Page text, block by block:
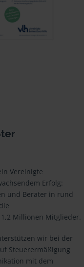
Vereinigte
Erfolg:
und Berater in rund
Millionen Mitglieder.
wir bei der
Steuerermäßigung
mit dem